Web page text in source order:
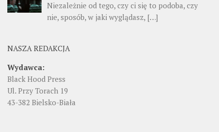
Niezależnie od tego, czy ci się to podoba, czy
nie, sposób, w jaki wyglądasz, […]
NASZA REDAKCJA
Wydawca:
Black Hood Press
Ul. Przy Torach 19
43-382 Bielsko-Biała